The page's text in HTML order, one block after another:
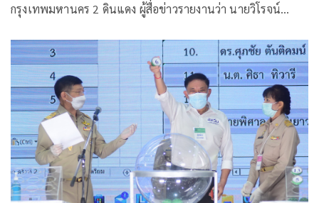
กรุงเทพมหานคร 2 ดินแดง ผู้สื่อข่าวรายงานว่า นายวิโรจน์
ส.ก. เดินทางมาด้วยรถเมล์สีส้ม สาย 46